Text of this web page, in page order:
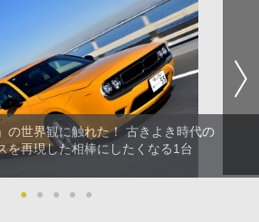
の世界観に触れた！ 古きよき時代の
を再現した相棒にしたくなる1台
● ● ● ● ●